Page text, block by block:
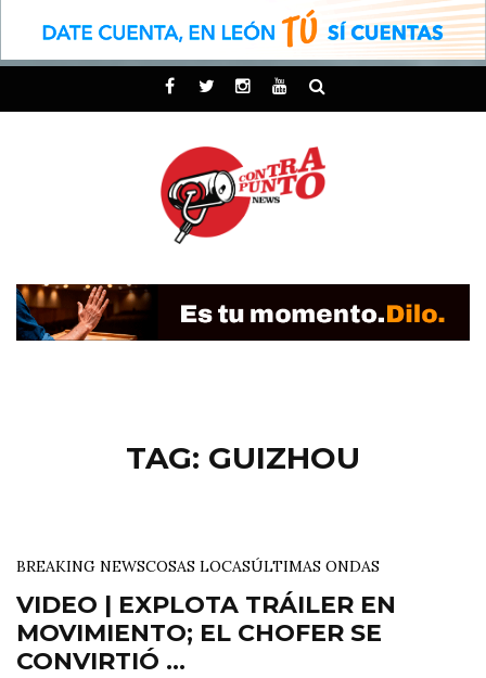
TAG: GUIZHOU
BREAKING NEWSCOSAS LOCASÚLTIMAS ONDAS
VIDEO | EXPLOTA TRÁILER EN
MOVIMIENTO; EL CHOFER SE
CONVIRTIÓ ...